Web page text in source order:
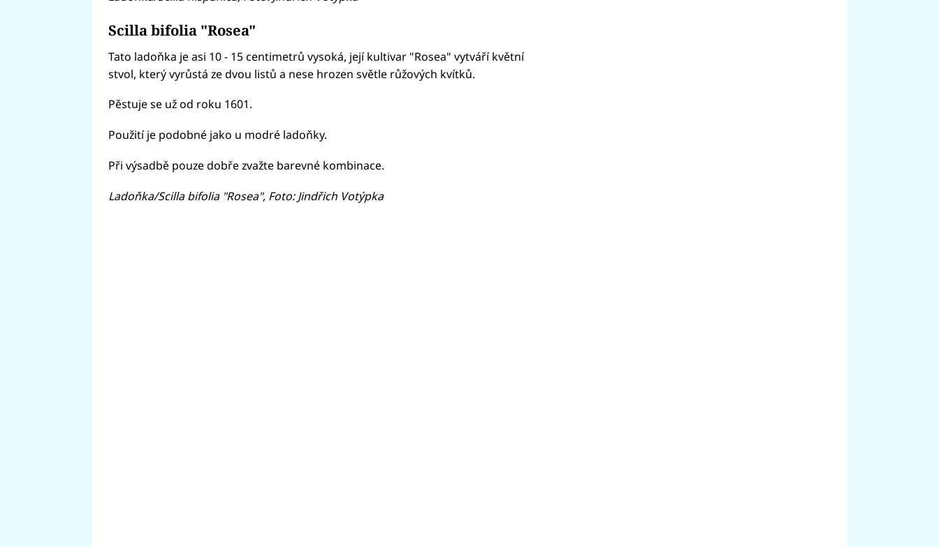
Scilla bifolia "Rosea"
Tato ladoňka je asi 10 - 15 centimetrů vysoká, její kultivar "Rosea" vytváří květní
stvol, který vyrůstá ze dvou listů a nese hrozen světle růžových kvítků.
Pěstuje se už od roku 1601.
Použití je podobné jako u modré ladoňky.
Při výsadbě pouze dobře zvažte barevné kombinace.
Ladoňka/Scilla bifolia "Rosea", Foto: Jindřich Votýpka